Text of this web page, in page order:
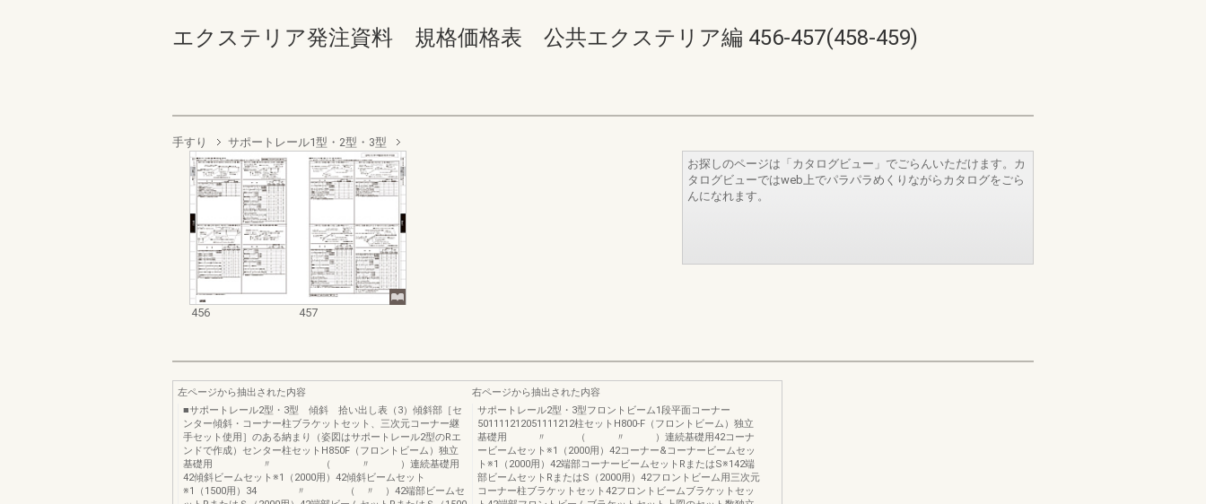
エクステリア発注資料 規格価格表 公共エクステリア編 456-457(458-459)
手すり サポートレール1型・2型・3型
456 457
お探しのページは「カタログビュー」でごらんいただけます。カ
タログビューではweb上でパラパラめくりながらカタログをごら
んになれます。
左ページから抽出された内容
■サポートレール2型・3型 傾斜 拾い出し表（3）傾斜部［セ
ンター傾斜・コーナー柱ブラケットセット、三次元コーナー継
手セット使用］のある納まり（姿図はサポートレール2型のRエ
ンドで作成）センター柱セットH850F（フロントビーム）独立
基礎用 〃 （ 〃 ）連続基礎用
42傾斜ビームセット※1（2000用）42傾斜ビームセット
※1（1500用）34 〃 （ 〃 ）42端部ビームセ
右ページから抽出された内容
サポートレール2型・3型フロントビーム1段平面コーナー
501111212051111212柱セットH800-F（フロントビーム）独立
基礎用 〃 （ 〃 ）連続基礎用42コーナ
ービームセット※1（2000用）42コーナー&コーナービームセッ
ト※1（2000用）42端部コーナービームセットRまたはS※142端
部ビームセットRまたはS（2000用）42フロントビーム用三次元
コーナー柱ブラケットセット42フロントビームブラケットセッ